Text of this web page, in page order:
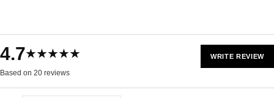
4.7★★★★★
Based on 20 reviews
WRITE REVIEW